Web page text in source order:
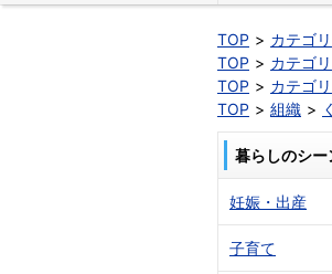
TOP カテゴリ
TOP
カテゴリ
TOP
カテゴリ
TOP
組織
暮らしのシ
妊娠・出産
子育て